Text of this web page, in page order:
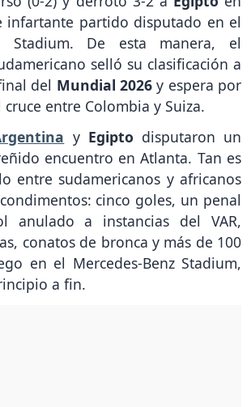
infartante partido disputado en el
Stadium. De esta manera, el
selló su clasificación a
del Mundial 2026 y espera por
entre Colombia y Suiza.
y Egipto disputaron un
encuentro en Atlanta. Tan es
entre sudamericanos y africanos
cinco goles, un penal
anulado a instancias del VAR,
conatos de bronca y más de 100
en el Mercedes-Benz Stadium,
a fin.